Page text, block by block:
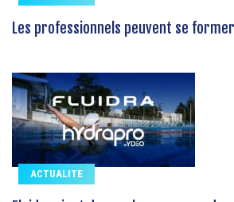
Les professionnels peuvent se
ACTUALITE